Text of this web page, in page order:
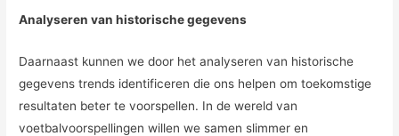
Analyseren van historische gegevens
Daarnaast kunnen we door het analyseren van historische
gegevens trends identificeren die ons helpen om toekomstige
resultaten beter te voorspellen. In de wereld van
voetbalvoorspellingen willen we samen slimmer en